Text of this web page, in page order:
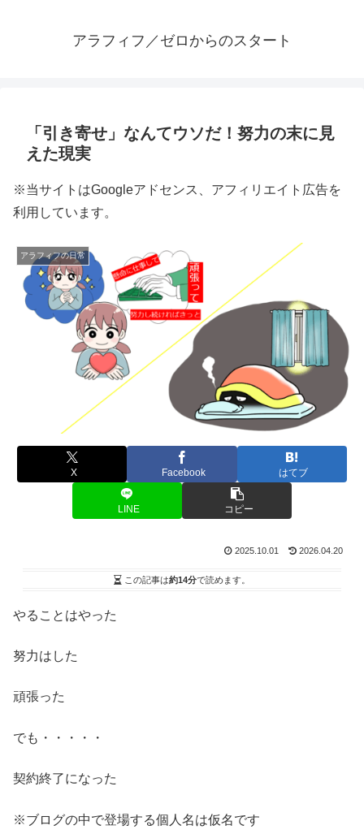
アラフィフ／ゼロからのスタート
「引き寄せ」なんてウソだ！努力の末に見
えた現実
※当サイトはGoogleアドセンス、アフィリエイト広告を
利用しています。
アラフィフの日常
X Facebook はてブ
LINE コピー
2025.10.01 2026.04.20
この記事は約14分で読めます。
やることはやった
努力はした
頑張った
でも・・・・・
契約終了になった
※ブログの中で登場する個人名は仮名です